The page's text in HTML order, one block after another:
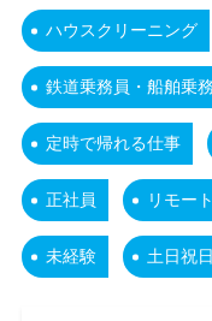
ハウスクリーニング
鉄道乗務員・船舶乗
定時で帰れる仕事
正社員 リモー
未経験 土日祝